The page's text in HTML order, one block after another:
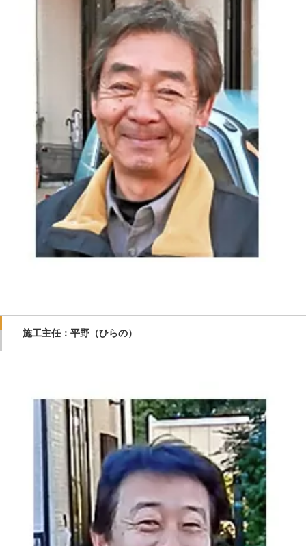
施工主任：平野（ひらの）